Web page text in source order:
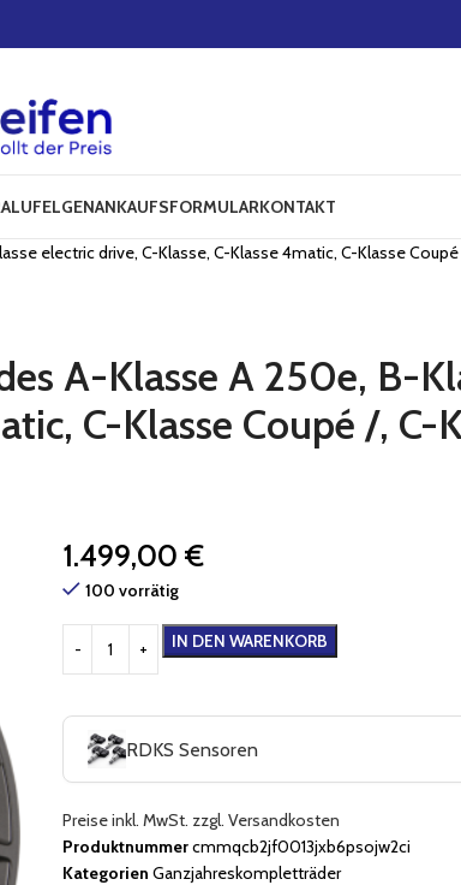
ALUFELGENANKAUFSFORMULARKONTAKT
electric drive, C-Klasse, C-Klasse 4matic, C-Klasse
A-Klasse A 250e, B-
C-Klasse Coupé /, C-
1.499,00 €
100 vorrätig
IN DEN WARENKORB
RDKS Sensoren
Preise inkl. MwSt. zzgl. Versandkosten
Produktnummercmmqcb2jf0013jxb6psojw2ci
Kategorien Ganzjahreskompletträder